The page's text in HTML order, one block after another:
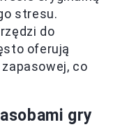
stresu.
do
oferują
co
gry